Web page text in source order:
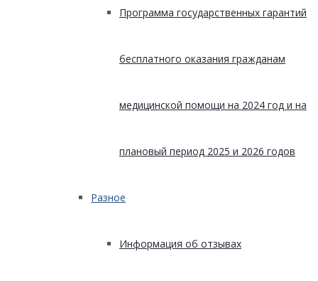
Программа государственных гарантий
бесплатного оказания гражданам
медицинской помощи на 2024 год и на
плановый период 2025 и 2026 годов
Разное
Информация об отзывах